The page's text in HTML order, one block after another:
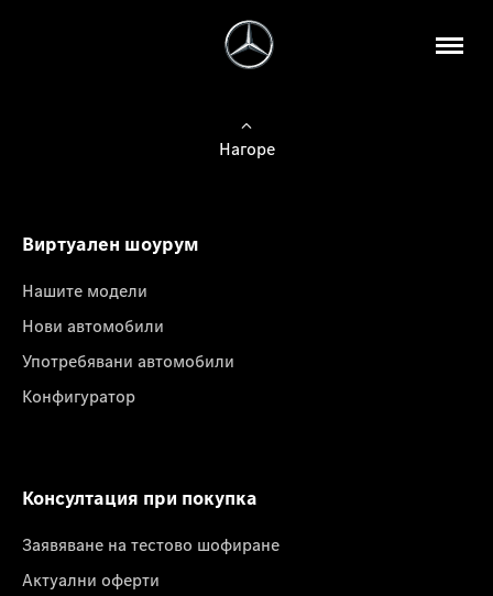
Нагоре
Виртуален шоурум
Нашите модели
Нови автомобили
Употребявани автомобили
Конфигуратор
Консултация при покупка
Заявяване на тестово шофиране
Актуални оферти